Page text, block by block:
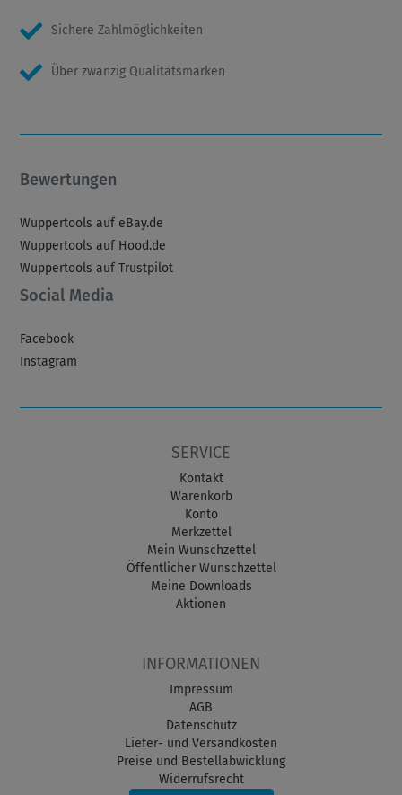
Sichere Zahlmöglichkeiten
Über zwanzig Qualitätsmarken
Bewertungen
Wuppertools auf eBay.de
Wuppertools auf Hood.de
Wuppertools auf Trustpilot
Social Media
Facebook
Instagram
SERVICE
Kontakt
Warenkorb
Konto
Merkzettel
Mein Wunschzettel
Öffentlicher Wunschzettel
Meine Downloads
Aktionen
INFORMATIONEN
Impressum
AGB
Datenschutz
Liefer- und Versandkosten
Preise und Bestellabwicklung
Widerrufsrecht